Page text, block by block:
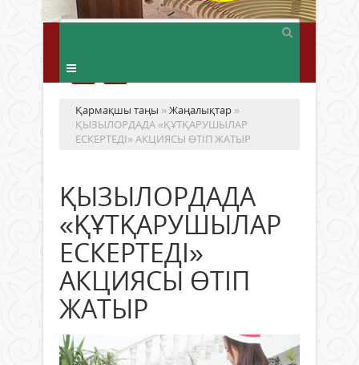
Қармақшы таңы »Жаңалықтар »
ҚЫЗЫЛОРДАДА «ҚҰТҚАРУШЫЛАР
ЕСКЕРТЕДІ» АКЦИЯСЫ ӨТІП ЖАТЫР
ҚЫЗЫЛОРДАДА
«ҚҰТҚАРУШЫЛАР
ЕСКЕРТЕДІ»
АКЦИЯСЫ ӨТІП
ЖАТЫР